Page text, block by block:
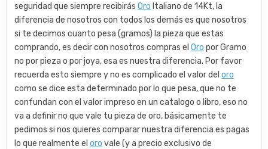
seguridad que siempre recibirásOro Italiano de 14Kt, la
diferencia de nosotros con todos los demás es que nosotros
si te decimos cuanto pesa (gramos) la pieza que estas
comprando, es decir con nosotros compras elOro por Gramo
no por pieza o por joya, esa es nuestra diferencia. Por favor
recuerda esto siempre y no es complicado el valor deloro
como se dice esta determinado por lo que pesa, que no te
confundan con el valor impreso en un catalogo o libro, eso no
va a definir no que vale tu pieza de oro, básicamente te
pedimos si nos quieres comparar nuestra diferencia es pagas
lo que realmente eloro vale (y a precio exclusivo de